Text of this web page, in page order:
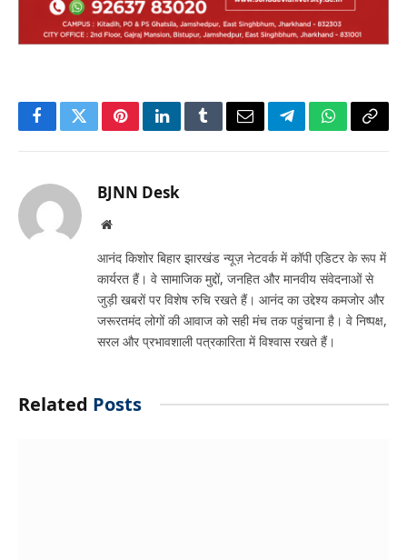
FacebookTwitterPinterestLinkedInTumblrEmailTelegramWhatsApp
Copy
BJNN Desk
Website
आनंद किशोर बिहार झारखंड न्यूज़ नेटवर्क में कॉपी एडिटर के रूप में
कार्यरत हैं। वे सामाजिक मुद्दों, जनहित और मानवीय संवेदनाओं से
जुड़ी खबरों पर विशेष रुचि रखते हैं। आनंद का उद्देश्य कमजोर और
जरूरतमंद लोगों की आवाज को सही मंच तक पहुंचाना है। वे निष्पक्ष,
सरल और प्रभावशाली पत्रकारिता में विश्वास रखते हैं।
Related Posts